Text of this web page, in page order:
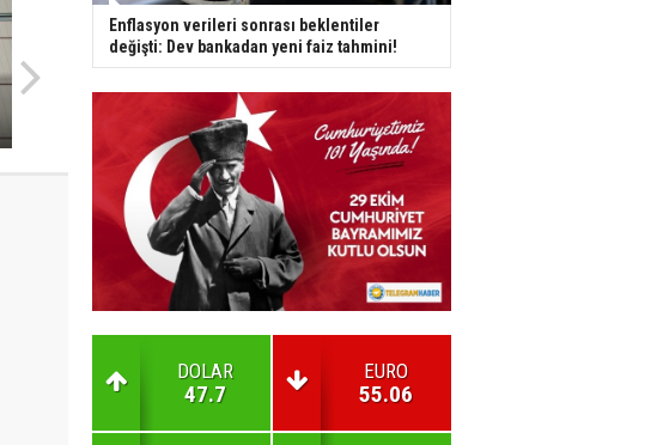
Enflasyon verileri sonrası beklentiler
değişti: Dev bankadan yeni faiz tahmini!
DOLAR
47.7
EURO
55.06